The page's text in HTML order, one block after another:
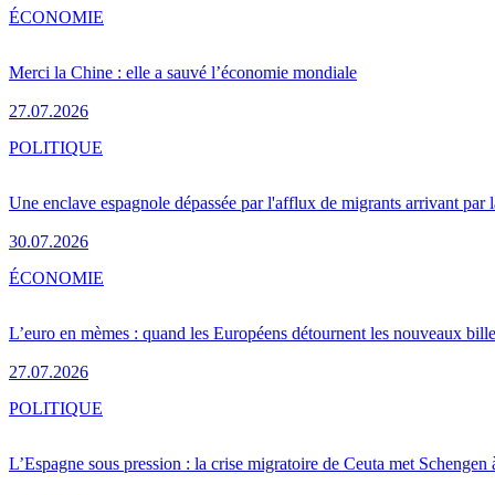
Merci la Chine : elle a sauvé l’économie mondiale
27.07.2026
ÉCONOMIE
Une enclave espagnole dépassée par l'afflux de migrants arrivant par
30.07.2026
POLITIQUE
L’euro en mèmes : quand les Européens détournent les nouveaux
27.07.2026
ÉCONOMIE
L’Espagne sous pression : la crise migratoire de Ceuta met Schengen
POLITIQUE